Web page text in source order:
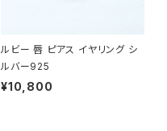
ルビー 唇 ピアス イヤリング シ
ルバー925
¥10,800